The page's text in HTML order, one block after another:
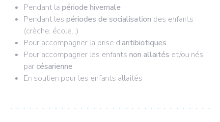
Pendant la période hivernale
Pendant les périodes de socialisation des enfants
(crèche, école...)
Pour accompagner la prise d'antibiotiques
Pour accompagner les enfants non allaités et/ou nés
parcésarienne
En soutien pour les enfants allaités